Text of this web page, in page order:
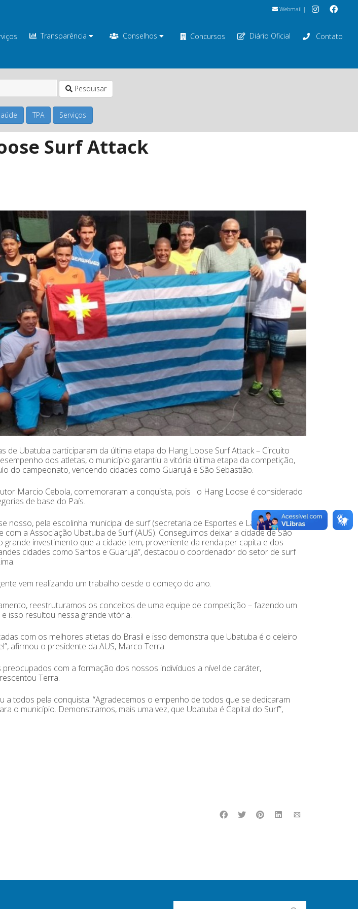
Webmail |
Transparência Conselhos Concursos Diário Oficial Contato
Pesquisar
TPA Serviços
Surf Attack
de Ubatuba participaram da última etapa do Hang Loose Surf Attack – Circuito
dos atletas, o município garantiu a vitória última etapa da competição,
do campeonato, vencendo cidades como Guarujá e São Sebastião.
Marcio Cebola, comemoraram a conquista, pois o Hang Loose é considerado
de base do País.
nosso, pela escolinha municipal de surf (secretaria de Esportes e Lazer da
com a Associação Ubatuba de Surf (AUS). Conseguimos deixar a cidade de São
grande investimento que a cidade tem, proveniente da renda per capita e dos
cidades como Santos e Guarujá”, destacou o coordenador do setor de surf
vem realizando um trabalho desde o começo do ano.
reestruturamos os conceitos de uma equipe de competição – fazendo um
isso resultou nessa grande vitória.
com os melhores atletas do Brasil e isso demonstra que Ubatuba é o celeiro
afirmou o presidente da AUS, Marco Terra.
com a formação dos nossos indivíduos a nível de caráter,
Terra.
a todos pela conquista. “Agradecemos o empenho de todos que se dedicaram
o município. Demonstramos, mais uma vez, que Ubatuba é Capital do Surf”,